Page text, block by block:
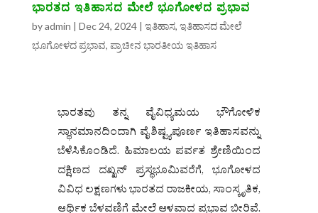
ಭಾರತದ ಇತಿಹಾಸದ ಮೇಲೆ ಭೂಗೋಳದ ಪ್ರಭಾವ
byadmin | Dec 24, 2024| ಇತಿಹಾಸ, ಇತಿಹಾಸದ ಮೇಲೆ
ಭೂಗೋಳದ ಪ್ರಭಾವ, ಪ್ರಾಚೀನ ಭಾರತೀಯ ಇತಿಹಾಸ
ಭಾರತವು ತನ್ನ ವೈವಿಧ್ಯಮಯ ಭೌಗೋಳಿಕ
ಸ್ಥಾನಮಾನದಿಂದಾಗಿ ವೈಶಿಷ್ಟ್ಯಪೂರ್ಣ ಇತಿಹಾಸವನ್ನು
ಬೆಳೆಸಿಕೊಂಡಿದೆ. ಹಿಮಾಲಯ ಪರ್ವತ ಶ್ರೇಣಿಯಿಂದ
ದಕ್ಷಿಣದ ದಖ್ಖನ್ ಪ್ರಸ್ಥಭೂಮಿವರೆಗೆ, ಭೂಗೋಳದ
ವಿವಿಧ ಲಕ್ಷಣಗಳು ಭಾರತದ ರಾಜಕೀಯ, ಸಾಂಸ್ಕೃತಿಕ,